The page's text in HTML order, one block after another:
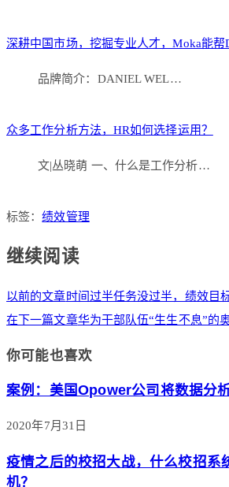
深耕中国市场，挖掘专业人才，Moka能帮
品牌简介：DANIEL WEL…
众多工作分析方法，HR如何选择运用？
文|丛晓萌 一、什么是工作分析…
标签：绩效管理
继续阅读
以前的文章时间过半任务没过半，绩效目
在下一篇文章华为干部队伍“生生不息”的
你可能也喜欢
案例：美国Opower公司将数据分
2020年7月31日
疫情之后的校招大战，什么校招系
机？